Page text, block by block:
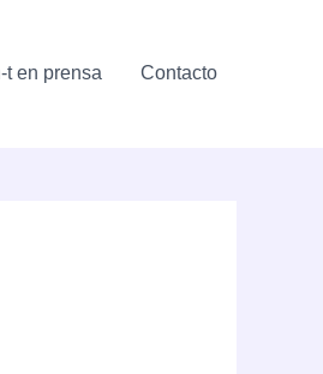
t en prensa Contacto